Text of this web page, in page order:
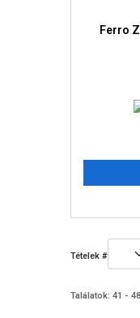
Ferro
Tételek #
Találatok: 41 -